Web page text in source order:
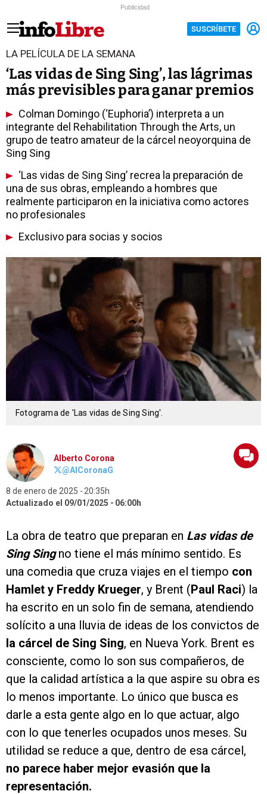
Publicidad
SUSCRÍBETE
LA PELÍCULA DE LA SEMANA
‘Las vidas de Sing Sing’, las lágrimas
más previsibles para ganar premios
Colman Domingo (‘Euphoria’) interpreta a un
integrante del Rehabilitation Through the Arts, un
grupo de teatro amateur de la cárcel neoyorquina de
Sing Sing
‘Las vidas de Sing Sing’ recrea la preparación de
una de sus obras, empleando a hombres que
realmente participaron en la iniciativa como actores
no profesionales
Exclusivo para socias y socios
Fotograma de 'Las vidas de Sing Sing'.
Alberto Corona
@AlCoronaG
8 de enero de 2025
20:35h
Actualizado el 09/01/2025
06:00h
La obra de teatro que preparan en Las vidas de
Sing Singno tiene el más mínimo sentido. Es
una comedia que cruza viajes en el tiempo con
Hamlet y Freddy Krueger, y Brent (Paul Raci) la
ha escrito en un solo fin de semana, atendiendo
solícito a una lluvia de ideas de los convictos de
la cárcel de Sing Sing, en Nueva York. Brent es
consciente, como lo son sus compañeros, de
que la calidad artística a la que aspire su obra es
lo menos importante. Lo único que busca es
darle a esta gente algo en lo que actuar, algo
con lo que tenerles ocupados unos meses. Su
utilidad se reduce a que, dentro de esa cárcel,
no parece haber mejor evasión que la
representación.